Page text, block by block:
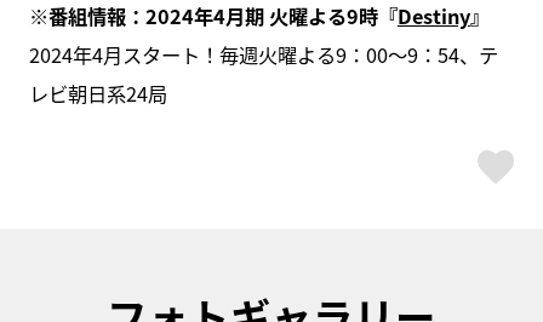
※番組情報：2024年4月期 火曜よる9時『Destiny』
2024年4月スタート！毎週火曜よる9：00～9：54、テ
レビ朝日系24局